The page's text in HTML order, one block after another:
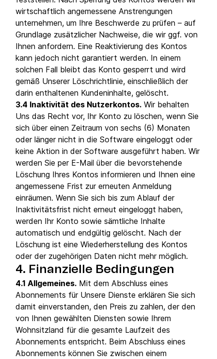
wirtschaftlich angemessene Anstrengungen
unternehmen, um Ihre Beschwerde zu prüfen – auf
Grundlage zusätzlicher Nachweise, die wir ggf. von
Ihnen anfordern. Eine Reaktivierung des Kontos
kann jedoch nicht garantiert werden. In einem
solchen Fall bleibt das Konto gesperrt und wird
gemäß Unserer Löschrichtlinie, einschließlich der
darin enthaltenen Kundeninhalte, gelöscht.
3.4 Inaktivität des Nutzerkontos. Wir behalten
Uns das Recht vor, Ihr Konto zu löschen, wenn Sie
sich über einen Zeitraum von sechs (6) Monaten
oder länger nicht in die Software eingeloggt oder
keine Aktion in der Software ausgeführt haben. Wir
werden Sie per E-Mail über die bevorstehende
Löschung Ihres Kontos informieren und Ihnen eine
angemessene Frist zur erneuten Anmeldung
einräumen. Wenn Sie sich bis zum Ablauf der
Inaktivitätsfrist nicht erneut eingeloggt haben,
werden Ihr Konto sowie sämtliche Inhalte
automatisch und endgültig gelöscht. Nach der
Löschung ist eine Wiederherstellung des Kontos
oder der zugehörigen Daten nicht mehr möglich.
4. Finanzielle Bedingungen
4.1 Allgemeines. Mit dem Abschluss eines
Abonnements für Unsere Dienste erklären Sie sich
damit einverstanden, den Preis zu zahlen, der den
von Ihnen gewählten Diensten sowie Ihrem
Wohnsitzland für die gesamte Laufzeit des
Abonnements entspricht. Beim Abschluss eines
Abonnements können Sie zwischen einem